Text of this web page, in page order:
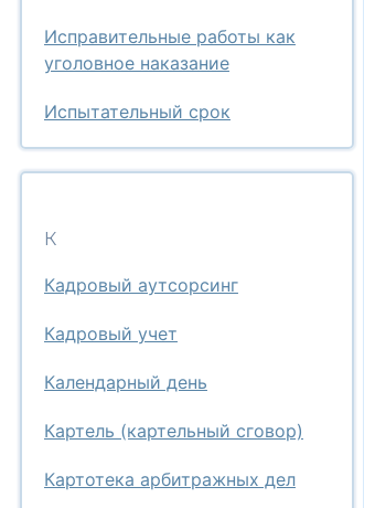
Исправительные работы как
уголовное наказание
Испытательный срок
К
Кадровый аутсорсинг
Кадровый учет
Календарный день
Картель (картельный сговор)
Картотека арбитражных дел